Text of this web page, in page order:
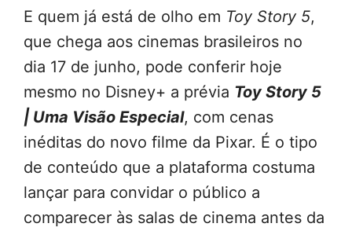
E quem já está de olho em Toy Story 5,
que chega aos cinemas brasileiros no
dia 17 de junho, pode conferir hoje
mesmo no Disney+ a prévia Toy Story 5
| Uma Visão Especial, com cenas
inéditas do novo filme da Pixar. É o tipo
de conteúdo que a plataforma costuma
lançar para convidar o público a
comparecer às salas de cinema antes da